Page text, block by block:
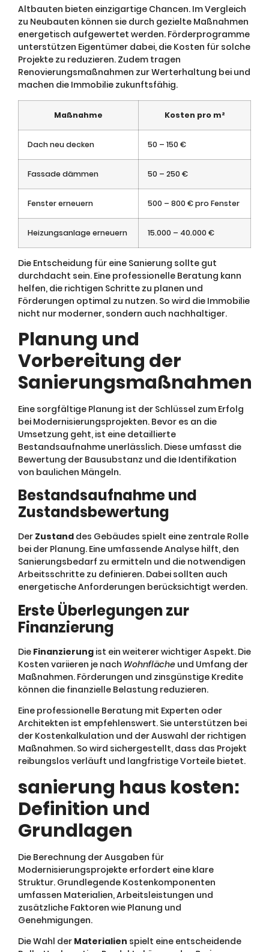
Altbauten bieten einzigartige Chancen. Im Vergleich
zu Neubauten können sie durch gezielte Maßnahmen
energetisch aufgewertet werden. Förderprogramme
unterstützen Eigentümer dabei, die Kosten für solche
Projekte zu reduzieren. Zudem tragen
Renovierungsmaßnahmen zur Werterhaltung bei und
machen die Immobilie zukunftsfähig.
Maßnahme Kosten pro m²
Dach neu decken 50 – 150 €
Fassade dämmen 50 – 250 €
Fenster erneuern 500 – 800 € pro Fenster
Heizungsanlage erneuern 15.000 – 40.000 €
Die Entscheidung für eine Sanierung sollte gut
durchdacht sein. Eine professionelle Beratung kann
helfen, die richtigen Schritte zu planen und
Förderungen optimal zu nutzen. So wird die Immobilie
nicht nur moderner, sondern auch nachhaltiger.
Planung und
Vorbereitung der
Sanierungsmaßnahmen
Eine sorgfältige Planung ist der Schlüssel zum Erfolg
bei Modernisierungsprojekten. Bevor es an die
Umsetzung geht, ist eine detaillierte
Bestandsaufnahme unerlässlich. Diese umfasst die
Bewertung der Bausubstanz und die Identifikation
von baulichen Mängeln.
Bestandsaufnahme und
Zustandsbewertung
Der Zustand des Gebäudes spielt eine zentrale Rolle
bei der Planung. Eine umfassende Analyse hilft, den
Sanierungsbedarf zu ermitteln und die notwendigen
Arbeitsschritte zu definieren. Dabei sollten auch
energetische Anforderungen berücksichtigt werden.
Erste Überlegungen zur
Finanzierung
Die Finanzierung ist ein weiterer wichtiger Aspekt. Die
Kosten variieren je nach Wohnfläche und Umfang der
Maßnahmen. Förderungen und zinsgünstige Kredite
können die finanzielle Belastung reduzieren.
Eine professionelle Beratung mit Experten oder
Architekten ist empfehlenswert. Sie unterstützen bei
der Kostenkalkulation und der Auswahl der richtigen
Maßnahmen. So wird sichergestellt, dass das Projekt
reibungslos verläuft und langfristige Vorteile bietet.
sanierung haus kosten:
Definition und
Grundlagen
Die Berechnung der Ausgaben für
Modernisierungsprojekte erfordert eine klare
Struktur. Grundlegende Kostenkomponenten
umfassen Materialien, Arbeitsleistungen und
zusätzliche Faktoren wie Planung und
Genehmigungen.
Die Wahl der Materialien spielt eine entscheidende